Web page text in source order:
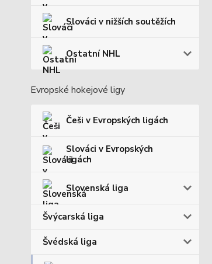
Slováci v nižších soutěžích
Ostatní NHL
Evropské hokejové ligy
Češi v Evropských ligách
Slováci v Evropských
ligách
Slovenská liga
Švýcarská liga
Švédská liga